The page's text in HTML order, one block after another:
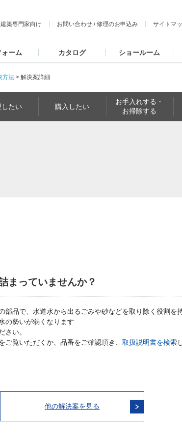
建築専門家向け お問い合わせ /修理のお申込み サイトマ
ォーム カタログ ショールーム
方法 > 解決案詳細
たい 購入したい
お手入れする・
お掃除する
まっていませんか？
品で、水道水から出るごみや砂などを取り除く役割を
の勢いが弱くなります
さい。
覧いただくか、品番をご確認頂き、 取扱説明書を検索
他の解決案を見る